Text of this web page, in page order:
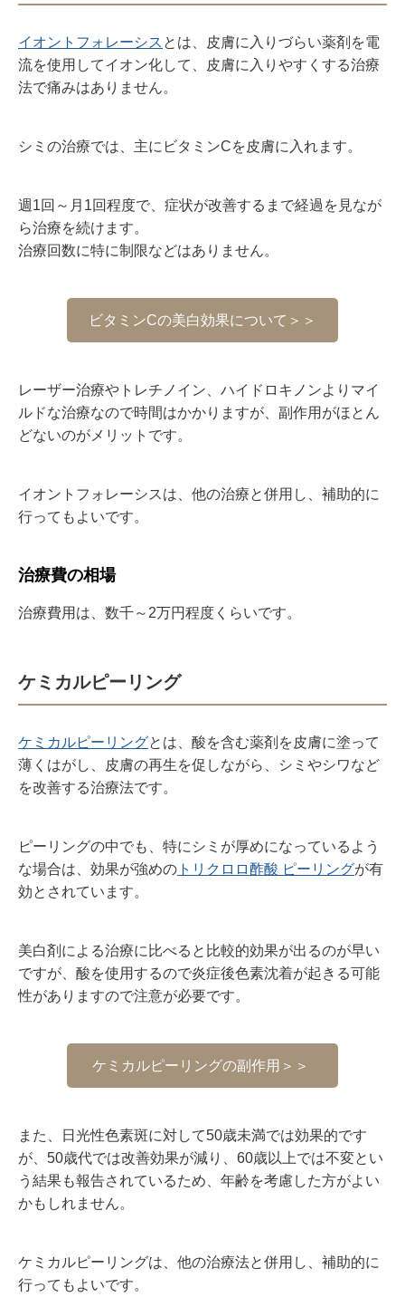
イオントフォレーシス とは、皮膚に入りづらい薬剤を電
流を使用してイオン化して、皮膚に入りやすくする治療
法で痛みはありません。
シミの治療では、主にビタミンCを皮膚に入れます。
週1回～月1回程度で、症状が改善するまで経過を見なが
ら治療を続けます。
治療回数に特に制限などはありません。
ビタミンCの美白効果について＞＞
レーザー治療やトレチノイン、ハイドロキノンよりマイ
ルドな治療なので時間はかかりますが、副作用がほとん
どないのがメリットです。
イオントフォレーシスは、他の治療と併用し、補助的に
行ってもよいです。
治療費の相場
治療費用は、数千～ 2万円程度くらいです。
ケミカルピーリング
ケミカルピーリングとは、酸を含む薬剤を皮膚に塗って
薄くはがし、皮膚の再生を促しながら、シミやシワなど
を改善する治療法です。
ピーリングの中でも、特にシミが厚めになっているよう
な場合は、効果が強めの トリクロロ酢酸 ピーリングが有
効とされています。
美白剤による治療に比べると比較的効果が出るのが早い
ですが、酸を使用するので炎症後色素沈着が起きる可能
性がありますので注意が必要です。
ケミカルピーリングの副作用＞＞
また、日光性色素斑に対して50歳未満では効果的です
が、 50歳代では改善効果が減り、 60歳以上では不変とい
う結果も報告されているため、年齢を考慮した方がよい
かもしれません。
ケミカルピーリングは、他の治療法と併用し、補助的に
行ってもよいです。